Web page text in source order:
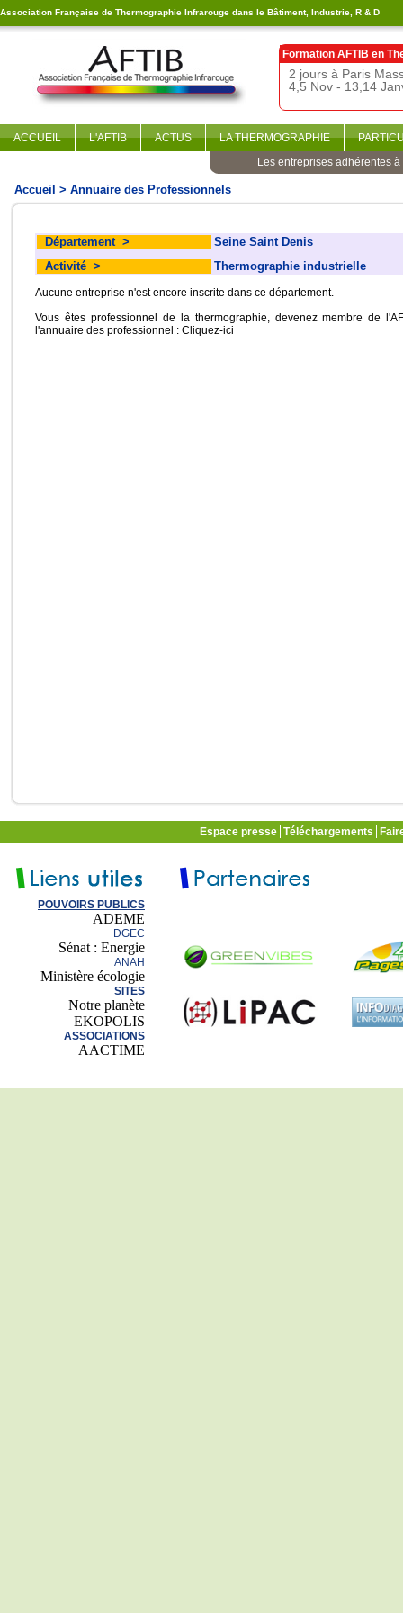
Association Française de Thermographie Infrarouge dans le Bâtiment, Industrie, R & D
Formation AFTIB en
2 jours à Paris
4,5 Nov - 13,14
ACCUEIL L'AFTIB ACTUS LA THERMOGRAPHIE
Les entreprises adhérentes à
Accueil > Annuaire des Professionnels
Département >
Seine Saint Denis
Activité > Thermographie industrielle
Aucune entreprise n'est encore inscrite dans ce département.
Vous êtes professionnel de la thermographie, devenez membre de
l'annuaire des professionnel : Cliquez-ici
Espace presse Téléchargements
POUVOIRS PUBLICS
ADEME
DGEC
Sénat : Energie
ANAH
Ministère écologie
SITES
Notre planète
EKOPOLIS
ASSOCIATIONS
AACTIME